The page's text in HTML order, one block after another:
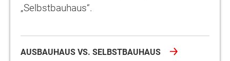
„Selbstbauhaus“.
AUSBAUHAUS VS. SELBSTBAUHAUS